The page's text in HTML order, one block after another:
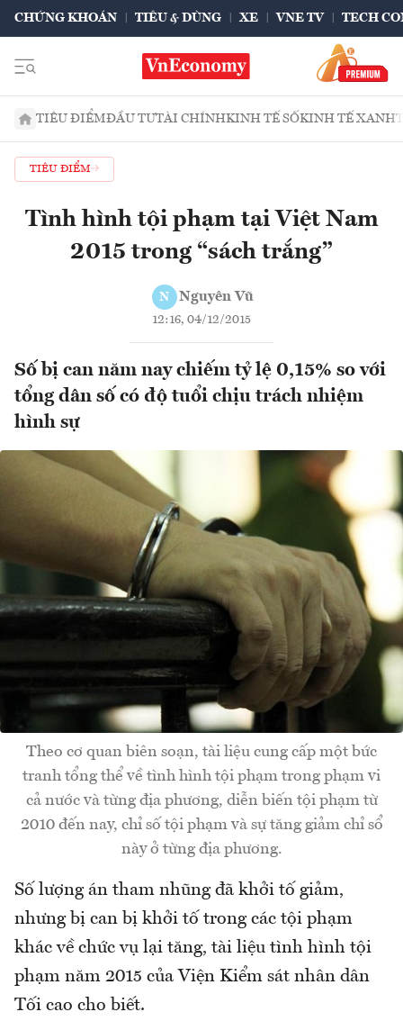
CHỨNG KHOÁN TIÊU & DÙNG XE VNE TV TECH
TIÊU ĐIỂMĐẦU TƯTÀI CHÍNHKINH TẾ SỐKINH TẾ XANH
TIÊU ĐIỂM
Tình hình tội phạm tại Việt Nam
2015 trong “sách trắng”
N Nguyên Vũ
12:16, 04/12/2015
Số bị can năm nay chiếm tỷ lệ 0,15% so với
tổng dân số có độ tuổi chịu trách nhiệm
hình sự
Theo cơ quan biên soạn, tài liệu cung cấp một bức
tranh tổng thể về tình hình tội phạm trong phạm vi
cả nước và từng địa phương, diễn biến tội phạm từ
2010 đến nay, chỉ số tội phạm và sự tăng giảm chỉ sổ
này ở từng địa phương.
Số lượng án tham nhũng đã khởi tố giảm,
nhưng bị can bị khởi tố trong các tội phạm
khác về chức vụ lại tăng, tài liệu tình hình tội
phạm năm 2015 của Viện Kiểm sát nhân dân
Tối cao cho biết.